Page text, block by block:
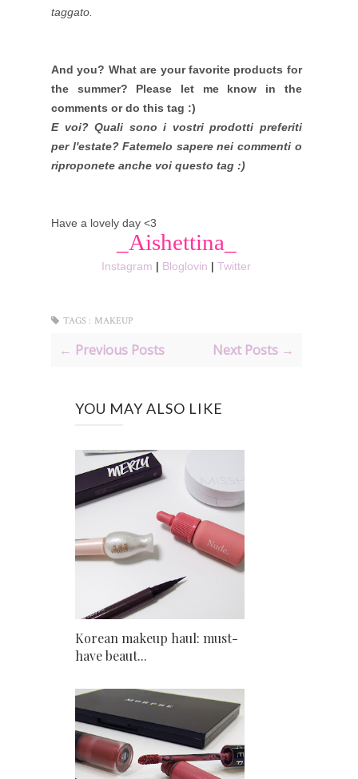
taggato.
And you? What are your favorite products for
the summer? Please let me know in the
comments or do this tag :)
E voi? Quali sono i vostri prodotti preferiti
per l'estate? Fatemelo sapere nei commenti o
riproponete anche voi questo tag :)
Have a lovely day <3
_Aishettina_
Instagram | Bloglovin |Twitter
TAGS : MAKEUP
← Previous Posts Next Posts →
YOU MAY ALSO LIKE
Korean makeup haul: must-
have beaut...